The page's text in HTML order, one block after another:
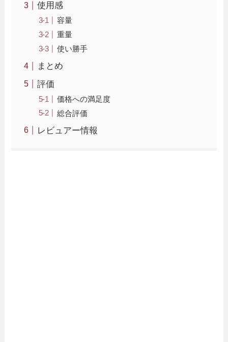
使用感
容量
重量
使い勝手
まとめ
評価
価格への満足度
総合評価
レビュアー情報